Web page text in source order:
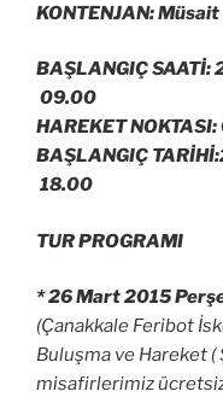
KONTENJAN: Müsait
BAŞLANGIÇ SAATİ:
09.00
HAREKET
BAŞLANGIÇ
18.00
TUR PROGRAMI
* 26 Mart 2015
(Çanakkale Feribot
Buluşma ve Hareket
misafirlerimiz